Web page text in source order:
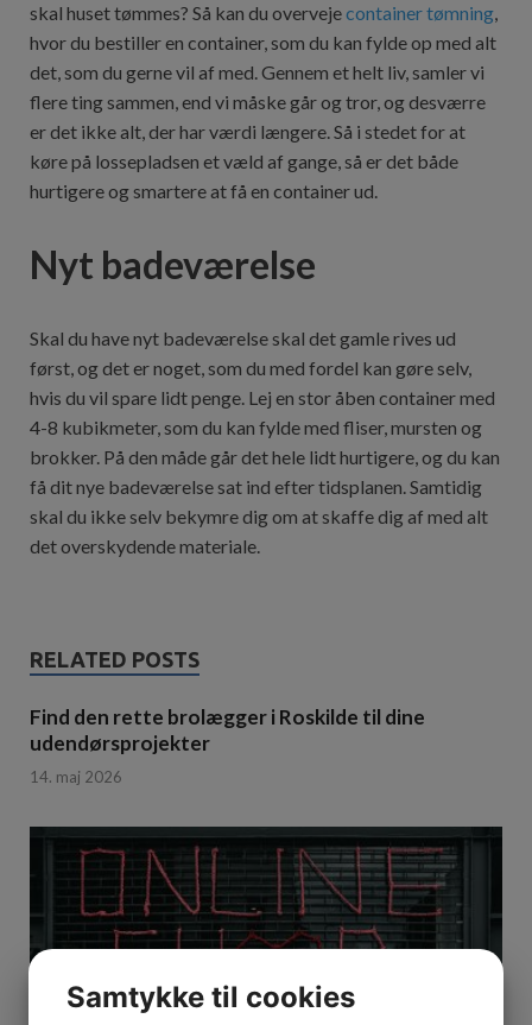
skal huset tømmes? Så kan du overvejecontainer tømning,
hvor du bestiller en container, som du kan fylde op med alt
det, som du gerne vil af med. Gennem et helt liv, samler vi
flere ting sammen, end vi måske går og tror, og desværre
er det ikke alt, der har værdi længere. Så i stedet for at
køre på lossepladsen et væld af gange, så er det både
hurtigere og smartere at få en container ud.
Nyt badeværelse
Skal du have nyt badeværelse skal det gamle rives ud
først, og det er noget, som du med fordel kan gøre selv,
hvis du vil spare lidt penge. Lej en stor åben container med
4-8 kubikmeter, som du kan fylde med fliser, mursten og
brokker. På den måde går det hele lidt hurtigere, og du kan
få dit nye badeværelse sat ind efter tidsplanen. Samtidig
skal du ikke selv bekymre dig om at skaffe dig af med alt
det overskydende materiale.
RELATED POSTS
Find den rette brolægger i Roskilde til dine
udendørsprojekter
14. maj 2026
Samtykke til cookies